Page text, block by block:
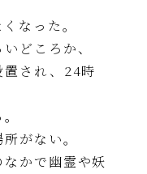
なった。
どころか、
置され、24時
がない。
かで幽霊や妖